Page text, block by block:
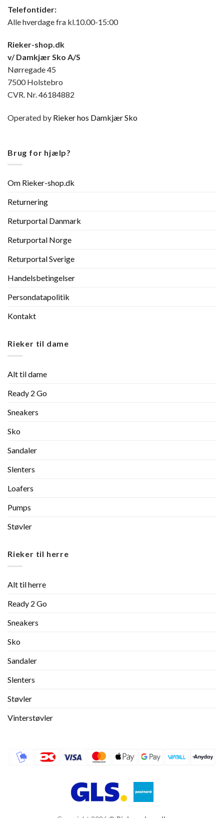
Telefontider:
Alle hverdage fra kl.10.00-15:00
Rieker-shop.dk
v/ Damkjær Sko A/S
Nørregade 45
7500 Holstebro
CVR. Nr. 46184882
Operated by Rieker hos Damkjær Sko
Brug for hjælp?
Om Rieker-shop.dk
Returnering
Returportal Danmark
Returportal Norge
Returportal Sverige
Handelsbetingelser
Persondatapolitik
Kontakt
Rieker til dame
Alt til dame
Ready 2 Go
Sneakers
Sko
Sandaler
Slenters
Loafers
Pumps
Støvler
Rieker til herre
Alt til herre
Ready 2 Go
Sneakers
Sko
Sandaler
Slenters
Støvler
Vinterstøvler